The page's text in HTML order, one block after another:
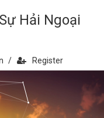
Hải Ngoại
/ Register